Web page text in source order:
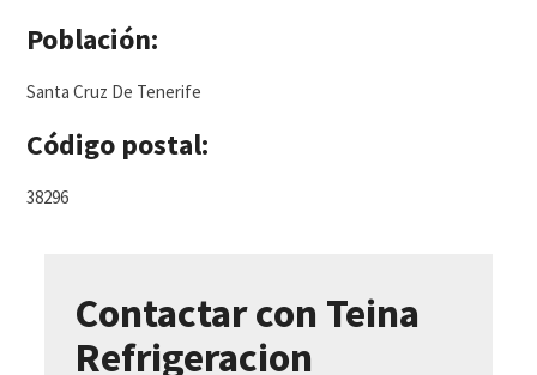
Población:
Santa Cruz De Tenerife
Código postal:
38296
Contactar con Teina
Refrigeracion